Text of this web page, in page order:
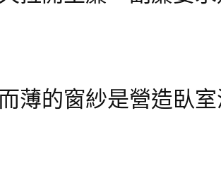
薄的窗紗是營造臥